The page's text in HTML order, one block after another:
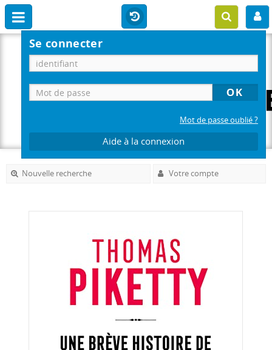
Se connecter
Mot de passe oublié ?
Aide à la connexion
Nouvelle recherche Votre compte